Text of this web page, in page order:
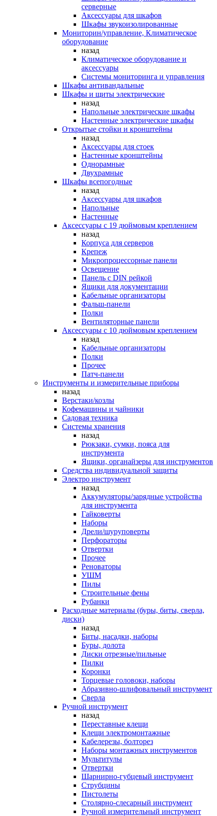
серверные
Аксессуары для шкафов
Шкафы звукоизолированные
Мониторин/управление, Климатическое
оборудование
назад
Климатическое оборудование и
аксессуары
Системы мониторинга и управления
Шкафы антивандальные
Шкафы и щиты электрические
назад
Напольные электрические шкафы
Настенные электрические шкафы
Открытые стойки и кронштейны
назад
Аксессуары для стоек
Настенные кронштейны
Однорамные
Двухрамные
Шкафы всепогодные
назад
Аксессуары для шкафов
Напольные
Настенные
Аксессуары с 19 дюймовым креплением
назад
Корпуса для серверов
Крепеж
Микропроцессорные панели
Освещение
Панель с DIN рейкой
Ящики для документации
Кабельные организаторы
Фальш-панели
Полки
Вентиляторные панели
Аксессуары с 10 дюймовым креплением
назад
Кабельные организаторы
Полки
Прочее
Патч-панели
Инструменты и измерительные приборы
назад
Верстаки/козлы
Кофемашины и чайники
Садовая техника
Системы хранения
назад
Рюкзаки, сумки, пояса для
инструмента
Ящики, органайзеры для инструментов
Средства индивидуальной защиты
Электро инструмент
назад
Аккумуляторы/зарядные устройства
для инструмента
Гайковерты
Наборы
Дрели/шуруповерты
Перфораторы
Отвертки
Прочее
Реноваторы
УШМ
Пилы
Строительные фены
Рубанки
Расходные материалы (буры, биты, сверла,
диски)
назад
Биты, насадки, наборы
Буры, долота
Диски отрезные/пильные
Пилки
Коронки
Торцевые головоки, наборы
Абразивно-шлифовальный инструмент
Сверла
Ручной инструмент
назад
Переставные клещи
Клещи электромонтажные
Кабелерезы, болторез
Наборы монтажных инструментов
Мультитулы
Отвертки
Шарнирно-губцевый инструмент
Струбцины
Пистолеты
Столярно-слесарный инструмент
Ручной измерительный инструмент